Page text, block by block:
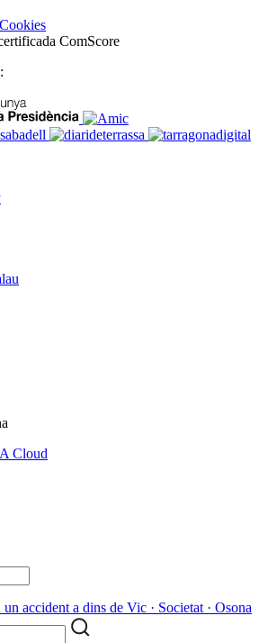
ComScore
Cloud
accident a dins de Vic · Societat · Osona